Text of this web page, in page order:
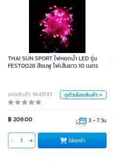
THAI SUN SPORT ไฟหยดน้ำ LED รุ่น
FEST0028 สีชมพู ไฟเส้นยาว 10 เมตร
รหัสสินค้า YA43143 ดูตัวเลือกสินค้า >
฿ 209.00 3 - 7 วัน
ใส่ตะกร้า
THAI SUN SPORT ไฟหยดน้ำ LED รุ่น
FEST0028 สีชมพู ไฟเส้นยาว 10
เมตร
หน่วย
ใส่ตะกร้า